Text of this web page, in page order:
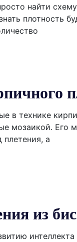
найти
плотность
в технике
мозаикой. Его
а
из
интеллекта